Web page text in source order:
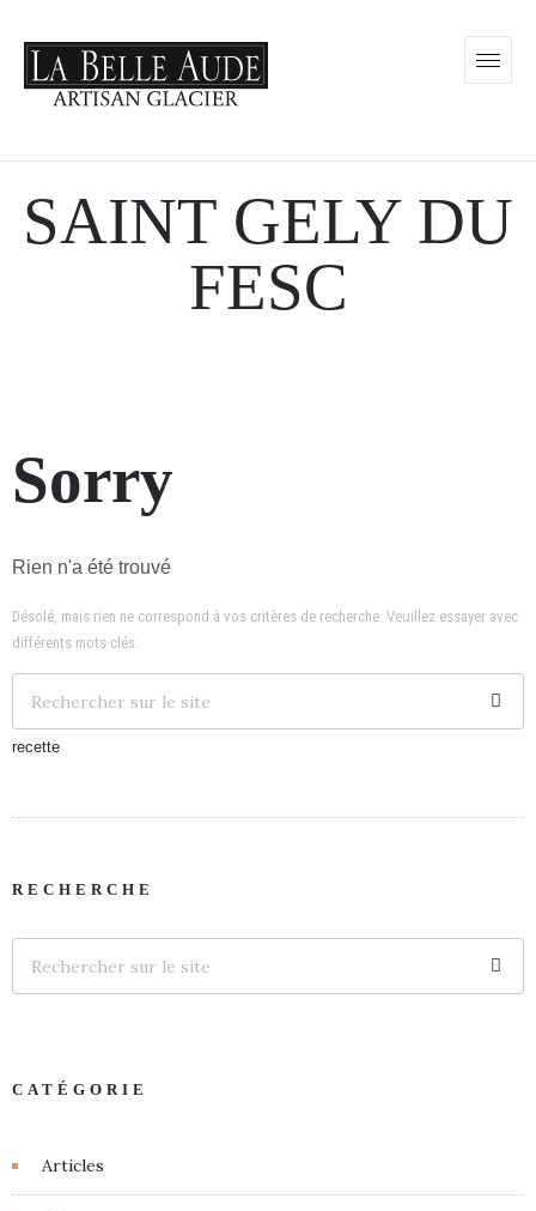
SAINT GELY DU
FESC
Sorry
Rien n'a été trouvé
Désolé, mais rien ne correspond à vos critères de recherche. Veuillez essayer avec
différents mots clés.
recette
RECHERCHE
CATÉGORIE
Articles